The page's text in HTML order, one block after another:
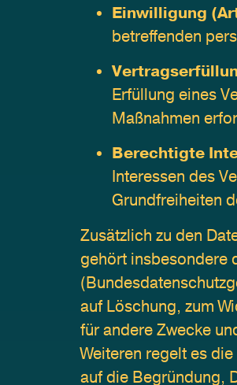
Einwilligung
betreffenden
Erfüllung eines
Maßnahmen
Berechtigte
Interessen des
Grundfreiheiten
Zusätzlich zu den
gehört insbesondere
auf Löschung, zum
für andere Zwecke
Weiteren regelt es
auf die Begründung,